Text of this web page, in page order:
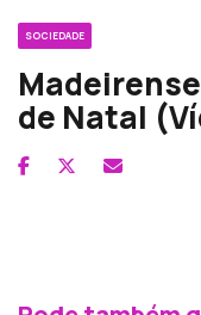
SOCIEDADE
de Natal